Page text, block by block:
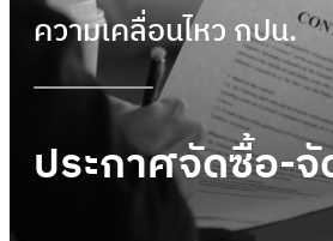
ความเคลื่อนไหว กปน.
ประกาศจัดซื้อ-จั